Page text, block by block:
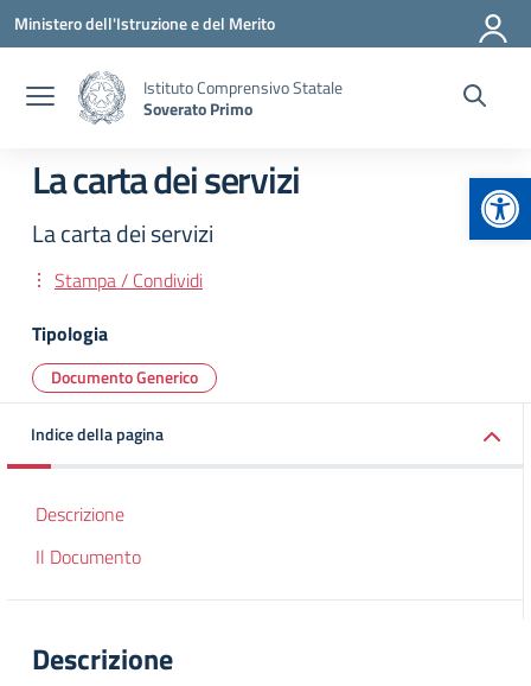
Vai ai contenuti
Vai al menu di navigazione
Vai al footer
Ministero dell'Istruzione e del Merito
Istituto Comprensivo Statale
Soverato Primo
La carta dei servizi
La carta dei servizi
Stampa / Condividi
Tipologia
Documento Generico
Indice della pagina
Descrizione
Il Documento
Descrizione